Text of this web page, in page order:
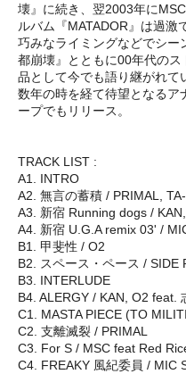
壊』に続き、翌2003年に
ルバム『MATADOR』は過激
巧みなライミングなどでシー
都崩壊』とともに00年代の
品として今でも語り継がれて
数年の時を経て待望となるア
ープでもリリース。
TRACK LIST :
A1. INTRO
A2. 無言の蓄積 / PRIMAL,
A3. 新宿 Running dogs / KAN,
A4. 新宿 U.G.A remix 03' /
B1. 甲斐性 / O2
B2. スペース・ペース / SIDE
B3. INTERLUDE
B4. ALERGY / KAN, O2 feat.
C1. MASTA PIECE (TO
C2. 支離滅裂 / PRIMAL
C3. For S / MSC feat Red
C4. FREAKY 風紀委員 / MIC